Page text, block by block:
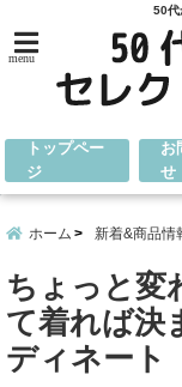
50代
menu
トップペー
ジ
お
せ
ホーム 新着&商品情
ちょっと変
て着れば決
ディネート